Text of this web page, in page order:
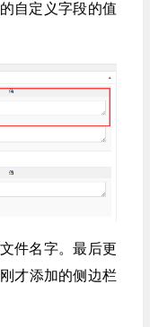
自定义字段的值
件名字。最后更
才添加的侧边栏